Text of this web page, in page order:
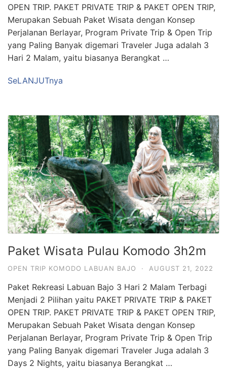
OPEN TRIP. PAKET PRIVATE TRIP & PAKET OPEN TRIP,
Merupakan Sebuah Paket Wisata dengan Konsep
Perjalanan Berlayar, Program Private Trip & Open Trip
yang Paling Banyak digemari Traveler Juga adalah 3
Hari 2 Malam, yaitu biasanya Berangkat …
SeLANJUTnya
Paket Wisata Pulau Komodo 3h2m
OPEN TRIP KOMODO LABUAN BAJO · AUGUST 21, 2022
Paket Rekreasi Labuan Bajo 3 Hari 2 Malam Terbagi
Menjadi 2 Pilihan yaitu PAKET PRIVATE TRIP & PAKET
OPEN TRIP. PAKET PRIVATE TRIP & PAKET OPEN TRIP,
Merupakan Sebuah Paket Wisata dengan Konsep
Perjalanan Berlayar, Program Private Trip & Open Trip
yang Paling Banyak digemari Traveler Juga adalah 3
Days 2 Nights, yaitu biasanya Berangkat …